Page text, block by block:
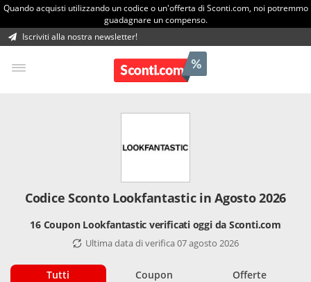
Quando acquisti utilizzando un codice o un'offerta di Sconti.com, noi potremmo
guadagnare un compenso.
Iscriviti alla nostra newsletter!
Codice Sconto Lookfantastic in Agosto 2026
16 Coupon Lookfantastic verificati oggi da Sconti.com
Ultima data di verifica 07 agosto 2026
Tutti Coupon Offerte